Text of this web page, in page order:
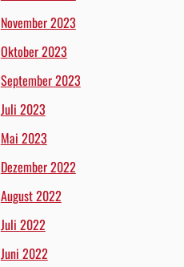
November 2023
Oktober 2023
September 2023
Juli 2023
Mai 2023
Dezember 2022
August 2022
Juli 2022
Juni 2022